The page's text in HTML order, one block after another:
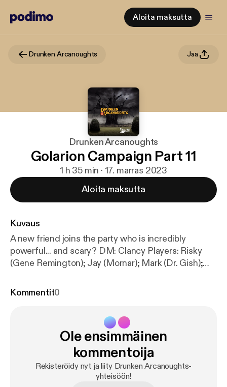
Aloita maksutta
Drunken Arcanoughts Jaa
Drunken Arcanoughts
Golarion Campaign Part 11
1 h 35 min · 17. marras 2023
Aloita maksutta
Kuvaus
A new friend joins the party who is incredibly
powerful... and scary? DM: Clancy Players: Risky
(Gene Remington); Jay (Mornar); Mark (Dr. Gish);
www.halfwaynetwork.com [
m.com/drunkenarcanoughtsdndpodcast
Kommentit0
Ole ensimmäinen
kommentoija
Rekisteröidy nyt ja liity Drunken Arcanoughts-
yhteisöön!